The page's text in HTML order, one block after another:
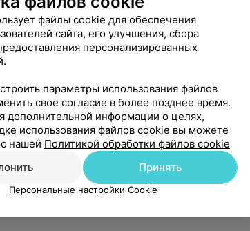
которое Вы нам помогаете поправить. Еще
файлы cookie для обеспечения
сайта, его улучшения, сбора
персонализированных
параметры использования файлов
свое согласие в более позднее время.
дополнительной информации о целях,
использования файлов cookie вы можете
нашей Политикой обработки файлов cookie
Принять
Персональные настройки Cookie